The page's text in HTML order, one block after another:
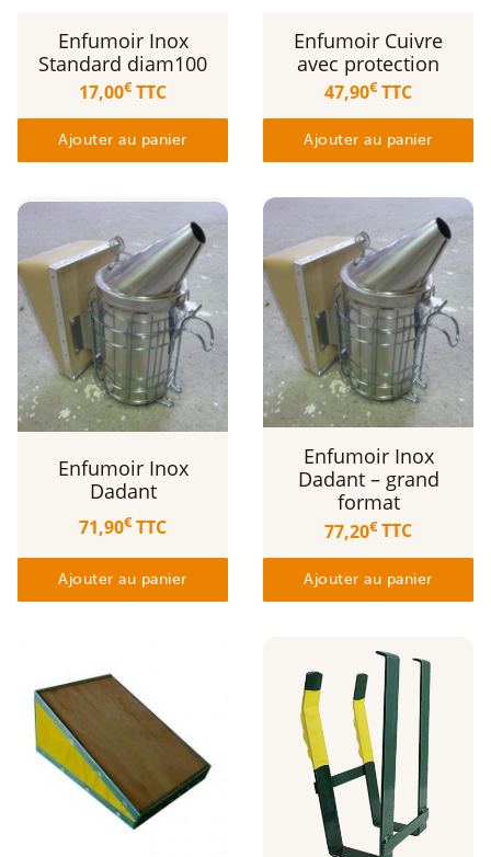
Enfumoir Inox
Standard diam100
17,00€ TTC
Ajouter au panier
Enfumoir Cuivre
avec protection
47,90€ TTC
Ajouter au panier
Enfumoir Inox
Dadant
71,90€ TTC
Ajouter au panier
Enfumoir Inox
Dadant – grand
format
77,20€ TTC
Ajouter au panier